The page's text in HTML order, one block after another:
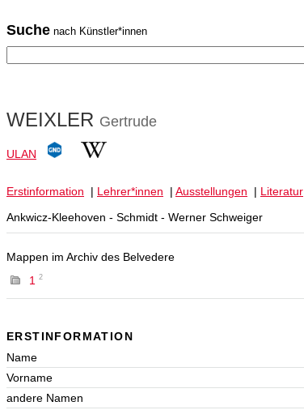
Suche nach Künstler*innen
WEIXLER Gertrude
ULAN
Erstinformation | Lehrer*innen | Ausstellungen | Literatur
Ankwicz-Kleehoven - Schmidt - Werner Schweiger
Mappen im Archiv des Belvedere
1
2
ERSTINFORMATION
Name
Vorname
andere Namen